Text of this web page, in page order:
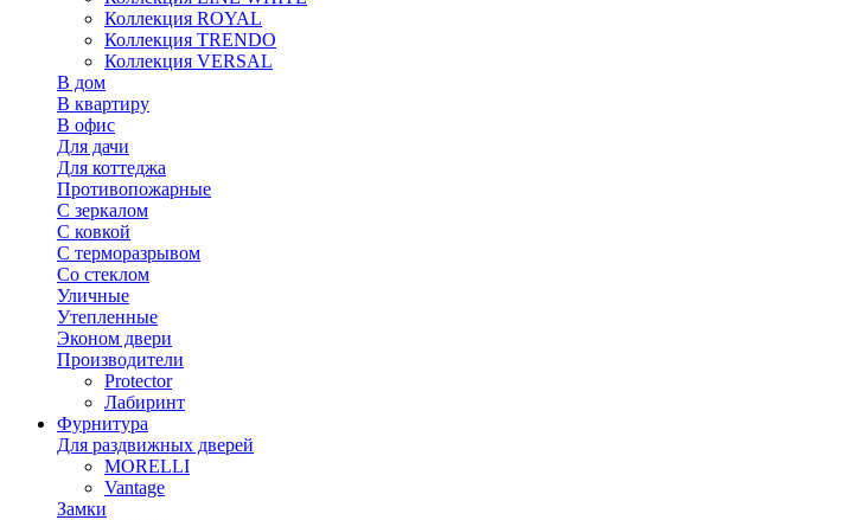
Коллекция ROYAL
Коллекция TRENDO
Коллекция VERSAL
В дом
В квартиру
В офис
Для дачи
Для коттеджа
Противопожарные
С зеркалом
С ковкой
С терморазрывом
Со стеклом
Уличные
Утепленные
Эконом двери
Производители
Protector
Лабиринт
Фурнитура
Для раздвижных дверей
MORELLI
Vantage
Замки